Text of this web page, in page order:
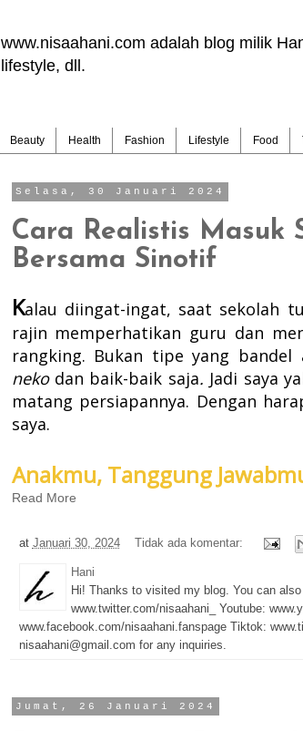
www.nisaahani.com adalah blog milik
lifestyle, dll.
Beauty Health Fashion Lifestyle Food
Selasa, 30 Januari 2024
Cara Realistis Masuk
Bersama Sinotif
Kalau diingat-ingat, saat sekolah
rajin memperhatikan guru dan
rangking. Bukan tipe yang
nekodan baik-baik saja. Jadi saya
matang persiapannya. Dengan
saya.
Anakmu, Tanggung
Read More
at Januari 30, 2024 Tidak ada komentar:
Hani
Hi! Thanks to visited my blog. You can
www.twitter.com/nisaahani_ Youtube:
www.facebook.com/nisaahani.fanspage Tiktok:
nisaahani@gmail.com for any inquiries.
Jumat, 26 Januari 2024